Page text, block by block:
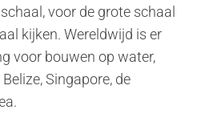
voor de grote schaal
kijken. Wereldwijd is er
voor bouwen op water,
Singapore, de